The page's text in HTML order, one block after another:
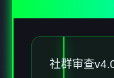
社群审查